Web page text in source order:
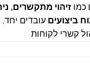
כמו זיהוי מתקשרים,
ביצועים עובדים
קשרי לקוחות